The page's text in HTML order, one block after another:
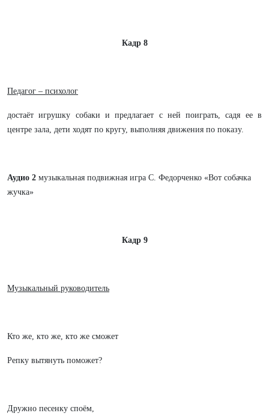
Кадр 8
Педагог – психолог
достаёт игрушку собаки и предлагает с ней поиграть, садя ее в
центре зала, дети ходят по кругу, выполняя движения по показу.
Аудио 2 музыкальная подвижная игра С. Федорченко «Вот собачка
жучка»
Кадр 9
Музыкальный руководитель
Кто же, кто же, кто же сможет
Репку вытянуть поможет?
Дружно песенку споём,